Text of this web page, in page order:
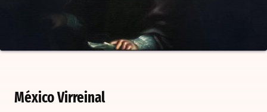
México Virreinal